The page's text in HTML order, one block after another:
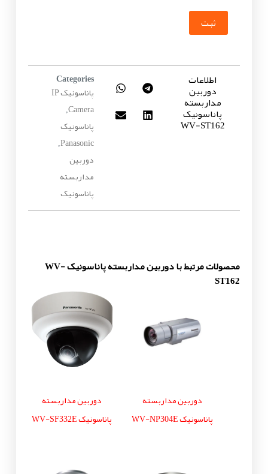
ثبت
اطلاعات
دوربین
مداربسته
پاناسونیک
WV-ST162
Categories
پاناسونیک IP
Camera
,
پاناسونیک
Panasonic
,
دوربین
مداربسته
پاناسونیک
محصولات مرتبط با دوربین مداربسته پاناسونیک WV-
ST162
دوربین مداربسته
پاناسونیک WV-NP304E
دوربین مداربسته
پاناسونیک WV-SF332E